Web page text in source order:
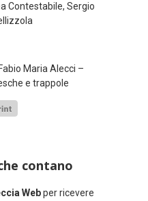
Contestabile, Sergio
Fabio Maria Alecci –
e trappole
contano
Webper ricevere